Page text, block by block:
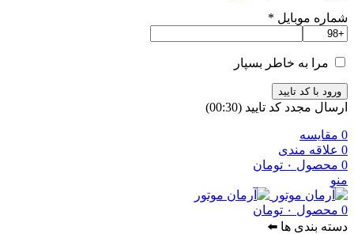
شماره موبایل *
مرا به خاطر بسپار
ورود با کد تایید
ارسال مجدد کد تایید (00:
30
)
0 مقایسه
0 علاقه مندی
0 محصول ۰ تومان
منو
0 محصول ۰ تومان
دسته بندی ها ⬅️